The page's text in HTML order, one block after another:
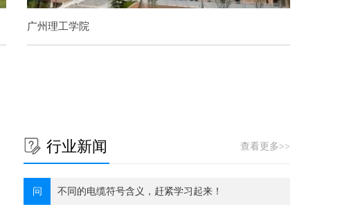
广州理工学院
查看更多>>
行业新闻
问 不同的电缆符号含义，赶紧学习起来！